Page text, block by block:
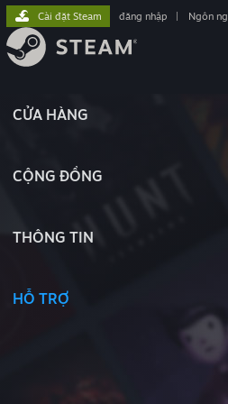
CỬA HÀNG
CỘNG ĐỒNG
THÔNG TIN
HỖ TRỢ
Cài đặt Steam đăng nhập Ngôn